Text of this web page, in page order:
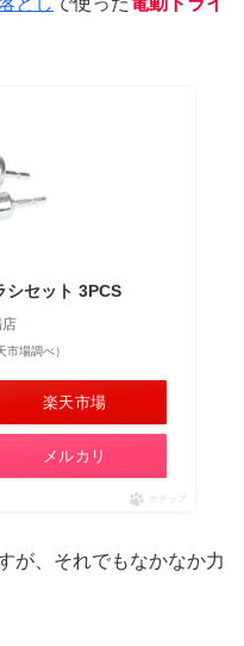
シセット 3PCS
場調べ）
楽天市場
メルカリ
ポチップ
が、それでもなかなか力